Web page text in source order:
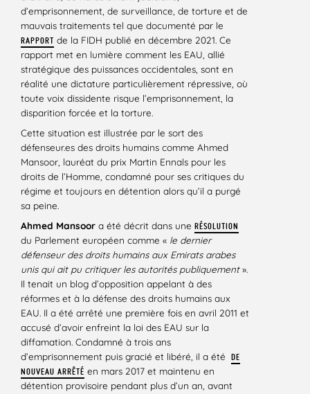
d’emprisonnement, de surveillance, de torture et de
mauvais traitements tel que documenté par le
RAPPORT de la FIDH publié en décembre 2021. Ce
rapport met en lumière comment les EAU, allié
stratégique des puissances occidentales, sont en
réalité une dictature particulièrement répressive, où
toute voix dissidente risque l’emprisonnement, la
disparition forcée et la torture.
Cette situation est illustrée par le sort des
défenseur.es des droits humains comme Ahmed
Mansoor, lauréat du prix Martin Ennals pour les
droits de l’Homme, condamné pour ses critiques du
régime et toujours en détention alors qu’il a purgé
sa peine.
Ahmed Mansoor a été décrit dans une RÉSOLUTION
du Parlement européen comme « le dernier
défenseur des droits humains aux Emirats arabes
unis qui ait pu critiquer les autorités publiquement».
Il tenait un blog d’opposition appelant à des
réformes et à la défense des droits humains aux
EAU. Il a été arrêté une première fois en avril 2011 et
accusé d’avoir enfreint la loi des EAU sur la
diffamation. Condamné à trois ans
d’emprisonnement puis gracié et libéré, il a été DE
NOUVEAU ARRÊTÉ en mars 2017 et maintenu en
détention provisoire pendant plus d’un an, avant